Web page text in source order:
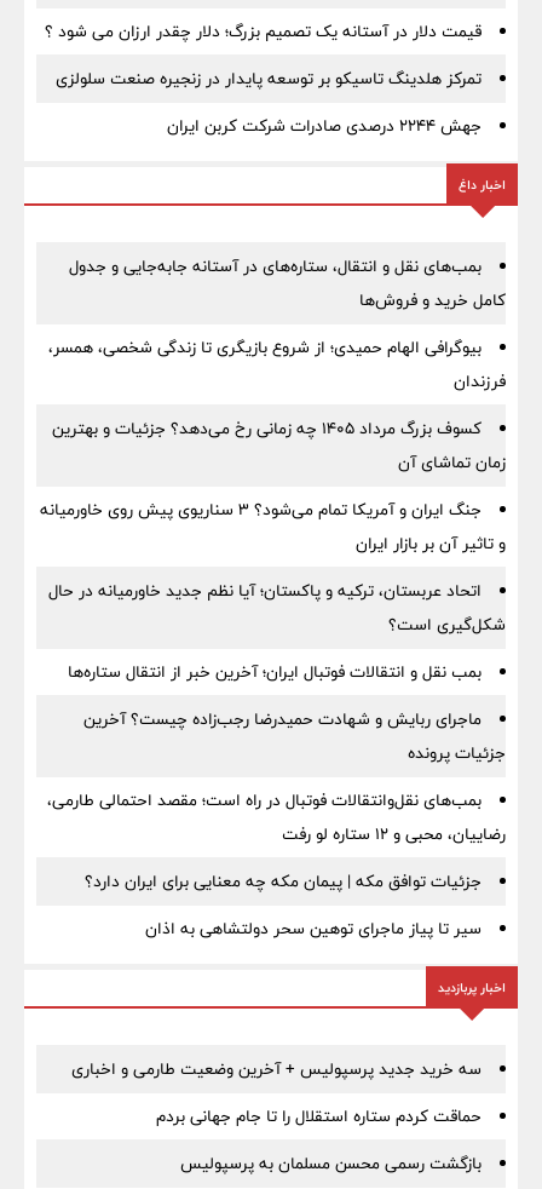
قیمت دلار در آستانه یک تصمیم بزرگ؛ دلار چقدر ارزان می شود ؟
تمرکز هلدینگ تاسیکو بر توسعه پایدار در زنجیره صنعت سلولزی
جهش ۲۲۴۴ درصدی صادرات شرکت کربن ایران
اخبار داغ
بمب‌های نقل و انتقال، ستاره‌های در آستانه جابه‌جایی و جدول
کامل خرید و فروش‌ها
بیوگرافی الهام حمیدی؛ از شروع بازیگری تا زندگی شخصی، همسر،
فرزندان
کسوف بزرگ مرداد ۱۴۰۵ چه زمانی رخ می‌دهد؟ جزئیات و بهترین
زمان تماشای آن
جنگ ایران و آمریکا تمام می‌شود؟ ۳ سناریوی پیش روی خاورمیانه
و تاثیر آن بر بازار ایران
اتحاد عربستان، ترکیه و پاکستان؛ آیا نظم جدید خاورمیانه در حال
شکل‌گیری است؟
بمب نقل‌ و انتقالات فوتبال ایران؛ آخرین خبر از انتقال ستاره‌ها
ماجرای ربایش و شهادت حمیدرضا رجب‌زاده چیست؟ آخرین
جزئیات پرونده
بمب‌های نقل‌وانتقالات فوتبال در راه است؛ مقصد احتمالی طارمی،
رضاییان، محبی و ۱۲ ستاره لو رفت
جزئیات توافق مکه | پیمان مکه چه معنایی برای ایران دارد؟
سیر تا پیاز ماجرای توهین سحر دولتشاهی به اذان
اخبار پربازدید
سه خرید جدید پرسپولیس + آخرین وضعیت طارمی و اخباری
حماقت کردم ستاره استقلال را تا جام جهانی بردم
بازگشت رسمی محسن مسلمان به پرسپولیس